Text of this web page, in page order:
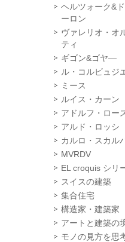
ヘルツォーク&
ーロン
ヴァレリオ・オ
ティ
ギゴン&ゴヤ―
ル・コルビュジ
ミース
ルイス・カーン
アドルフ・ロー
アルド・ロッシ
カルロ・スカル
MVRDV
EL croquis シリ
スイスの建築
集合住宅
構造家・建築家
アートと建築の
モノの見方を思